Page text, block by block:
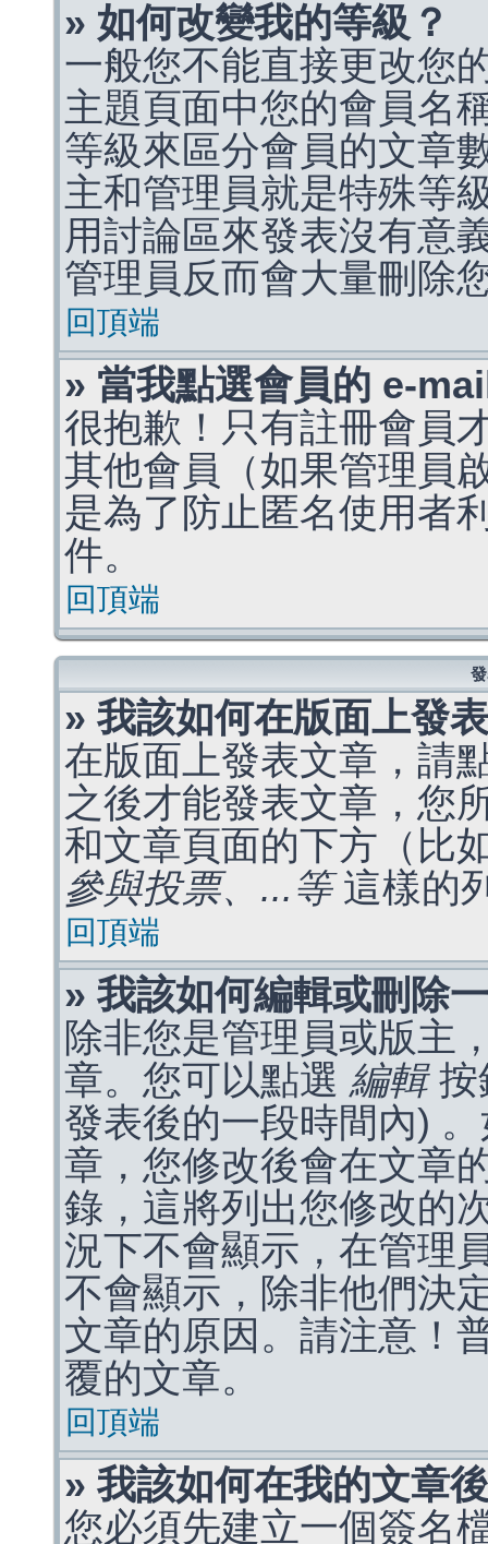
» 如何改變我的等級？
一般您不能直接更改您
主題頁面中您的會員名
等級來區分會員的文章
主和管理員就是特殊等
用討論區來發表沒有意
管理員反而會大量刪除
回頂端
» 當我點選會員的 e-
很抱歉！只有註冊會員
其他會員（如果管理員
是為了防止匿名使用者
件。
回頂端
» 我該如何在版面上發
在版面上發表文章，請
之後才能發表文章，您
和文章頁面的下方（比
參與投票、...等這樣的
回頂端
» 我該如何編輯或刪除
除非您是管理員或版主
章。您可以點選 編輯按
發表後的一段時間內)
章，您修改後會在文章
錄，這將列出您修改的
況下不會顯示，在管理
不會顯示，除非他們決
文章的原因。請注意！
覆的文章。
回頂端
» 我該如何在我的文章
您必須先建立一個簽名